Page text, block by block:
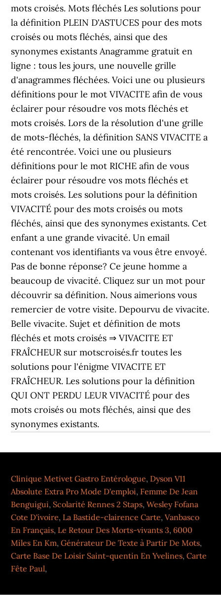
mots croisés. Mots fléchés Les solutions pour
la définition PLEIN D'ASTUCES pour des mots
croisés ou mots fléchés, ainsi que des
synonymes existants Anagramme gratuit en
ligne : tous les jours, une nouvelle grille
d'anagrammes fléchées. Voici une ou plusieurs
définitions pour le mot VIVACITE afin de vous
éclairer pour résoudre vos mots fléchés et
mots croisés. Lors de la résolution d'une grille
de mots-fléchés, la définition SANS VIVACITE a
été rencontrée. Voici une ou plusieurs
définitions pour le mot RICHE afin de vous
éclairer pour résoudre vos mots fléchés et
mots croisés. Les solutions pour la définition
VIVACITÉ pour des mots croisés ou mots
fléchés, ainsi que des synonymes existants. Cet
enfant a une grande vivacité. Un email
contenant vos identifiants va vous être envoyé.
Pas de bonne réponse? Ce jeune homme a
beaucoup de vivacité. Cliquez sur un mot pour
découvrir sa définition. Nous aimerions vous
remercier de votre visite. Depourvu de vivacite.
Belle vivacite. Sujet et définition de mots
fléchés et mots croisés ⇒ VIVACITE ET
FRAÎCHEUR sur motscroisés.fr toutes les
solutions pour l'énigme VIVACITE ET
FRAÎCHEUR. Les solutions pour la définition
QUI ONT PERDU LEUR VIVACITÉ pour des
mots croisés ou mots fléchés, ainsi que des
synonymes existants.
Clinique Metivet Gastro Entérologue, Dyson V11
Absolute Extra Pro Mode D'emploi, Femme De Jean
Benguigui, Scolarité Rennes 2 Staps,Wesley Fofana
Cote D'ivoire, La Bastide-clairence Carte,Vanbasco
En Français, Le Retour Des Morts-vivants 3, 6000
Miles En Km,Générateur De Texte à Partir De Mots,
Carte Base De Loisir Saint-quentin En Yvelines,Carte
Fête Paul,